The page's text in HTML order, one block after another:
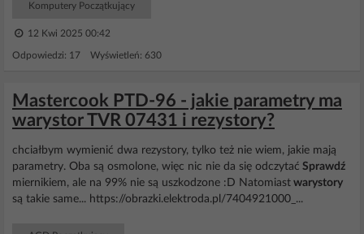
Komputery Początkujący
12 Kwi 2025 00:42
Odpowiedzi: 17 Wyświetleń: 630
Mastercook PTD-96 - jakie parametry ma
warystor TVR 07431 i rezystory?
chciałbym wymienić dwa rezystory, tylko też nie wiem, jakie mają
parametry. Oba są osmolone, więc nic nie da się odczytać Sprawdź
miernikiem, ale na 99% nie są uszkodzone :D Natomiast warystory
są takie same... https://obrazki.elektroda.pl/7404921000_...